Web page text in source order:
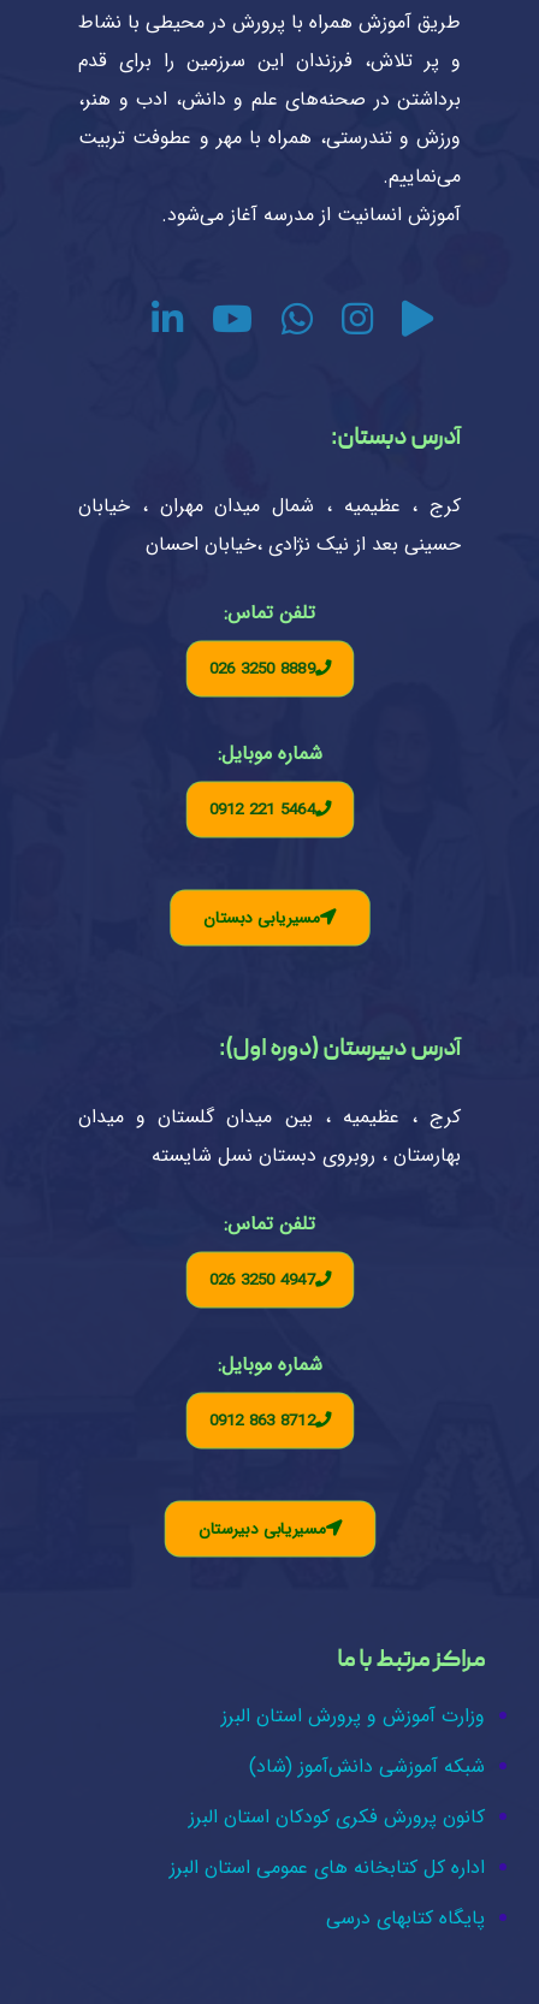
طریق آموزش همراه با پرورش در محیطی با نشاط
و پر تلاش، فرزندان این سرزمین را برای قدم
برداشتن در صحنه‌های علم و دانش، ادب و هنر،
ورزش و تندرستی، همراه با مهر و عطوفت تربیت
می‌نماییم.
آموزش انسانیت از مدرسه آغاز می‌شود.
آدرس دبستان:
کرج ، عظیمیه ، شمال میدان مهران ، خیابان
حسینی بعد از نیک نژادی ،خیابان احسان
تلفن تماس:
026 3250 8889
شماره موبایل:
0912 221 5464
مسیریابی دبستان
آدرس دبیرستان (دوره اول):
کرج ، عظیمیه ، بین میدان گلستان و میدان
بهارستان ، روبروی دبستان نسل شایسته
تلفن تماس:
026 3250 4947
شماره موبایل:
0912 863 8712
مسیریابی دبیرستان
مراکز مرتبط با ما
وزارت آموزش و پرورش استان البرز
شبکه آموزشی دانش‌آموز (شاد)
کانون پرورش فکری کودکان استان البرز
اداره کل کتابخانه های عمومی استان البرز
پایگاه کتابهای درسی